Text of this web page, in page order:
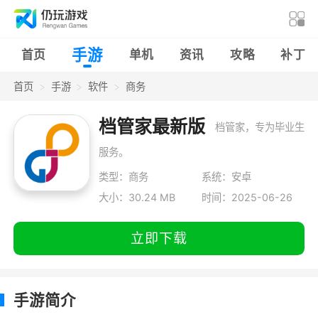
首页 手游 单机 资讯 攻略 补丁
首页 手游 软件 商务
档管家最新版 档管家，专为毕业生
服务。
类型：商务
系统：安卓
大小：30.24 MB
时间：2025-06-26
立即下载
手游简介